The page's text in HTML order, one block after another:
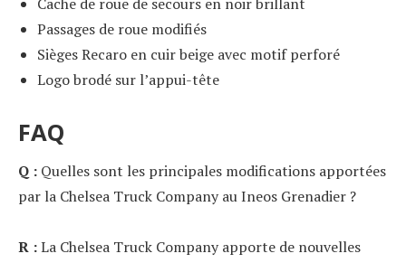
Passages de roue modifiés
Sièges Recaro en cuir beige avec motif perforé
Logo brodé sur l’appui-tête
FAQ
Q : Quelles sont les principales modifications apportées
par la Chelsea Truck Company au Ineos Grenadier ?
R :La Chelsea Truck Company apporte de nouvelles